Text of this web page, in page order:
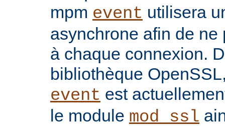
mpm event utilisera
asynchrone afin de
à chaque connexion.
bibliothèque
event est
le module mod_ssl